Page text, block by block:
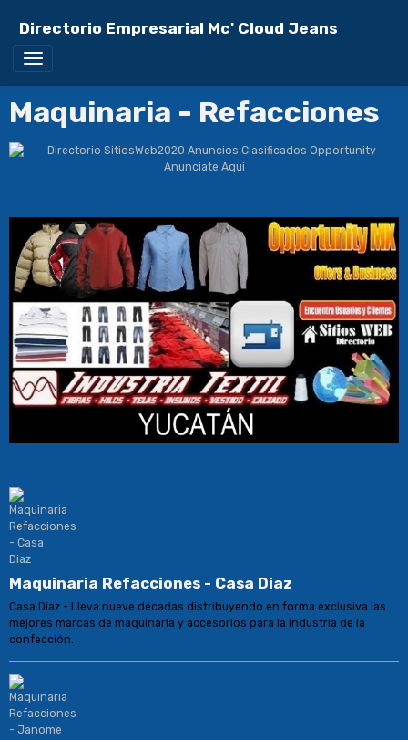
Directorio Empresarial Mc' Cloud Jeans
Maquinaria - Refacciones
Maquinaria Refacciones - Casa Diaz
Casa Díaz - Lleva nueve décadas distribuyendo en forma exclusiva las
mejores marcas de maquinaria y accesorios para la industria de la
confección.